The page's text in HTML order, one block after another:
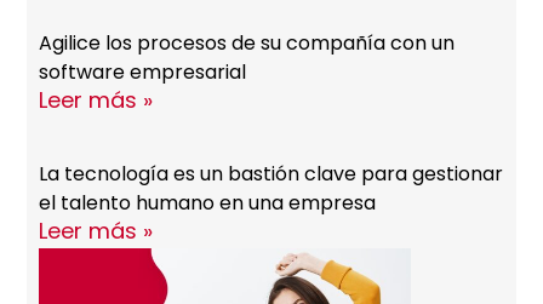
Agilice los procesos de su compañía con un
software empresarial
Leer más »
La tecnología es un bastión clave para gestionar
el talento humano en una empresa
Leer más »